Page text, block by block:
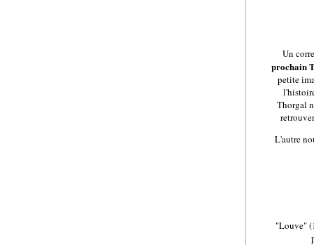
Un
prochain
petite
Thorgal
L'autre
"Louve"